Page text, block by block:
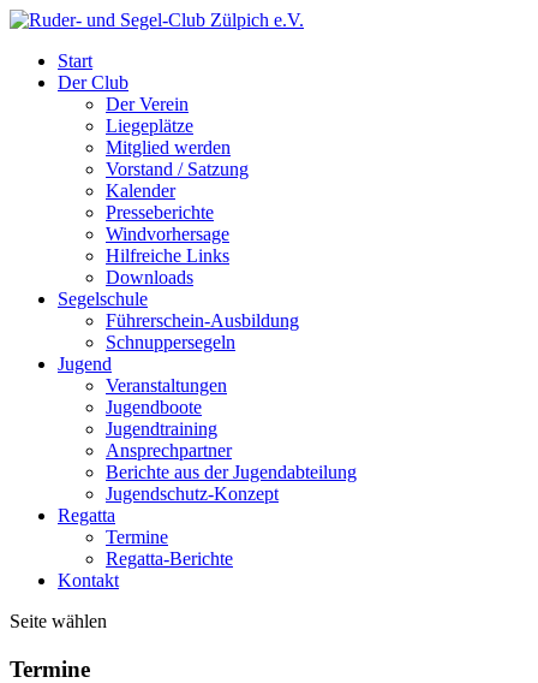
Start
Der Club
Der Verein
Liegeplätze
Mitglied werden
Vorstand / Satzung
Kalender
Presseberichte
Windvorhersage
Hilfreiche Links
Downloads
Segelschule
Führerschein-Ausbildung
Schnuppersegeln
Jugend
Veranstaltungen
Jugendboote
Jugendtraining
Ansprechpartner
Berichte aus der Jugendabteilung
Jugendschutz-Konzept
Regatta
Termine
Regatta-Berichte
Kontakt
Seite wählen
Termine